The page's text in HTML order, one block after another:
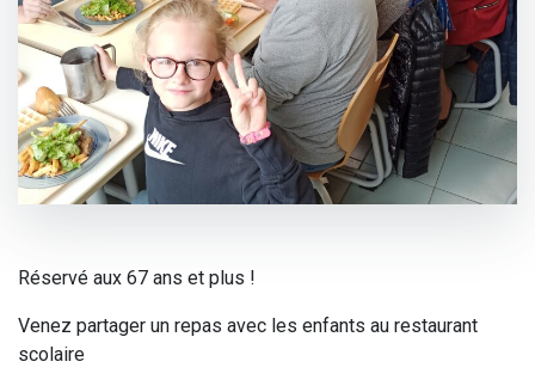
Réservé aux 67 ans et plus !
Venez partager un repas avec les enfants au restaurant
scolaire